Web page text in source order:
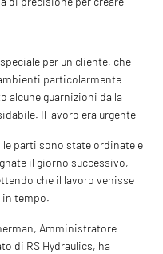
per un cliente, che
particolarmente
alcune guarnizioni dalla
Il lavoro era urgente
le parti sono state ordinate e
il giorno successivo,
che il lavoro venisse
in tempo.
Amministratore
di RS Hydraulics, ha